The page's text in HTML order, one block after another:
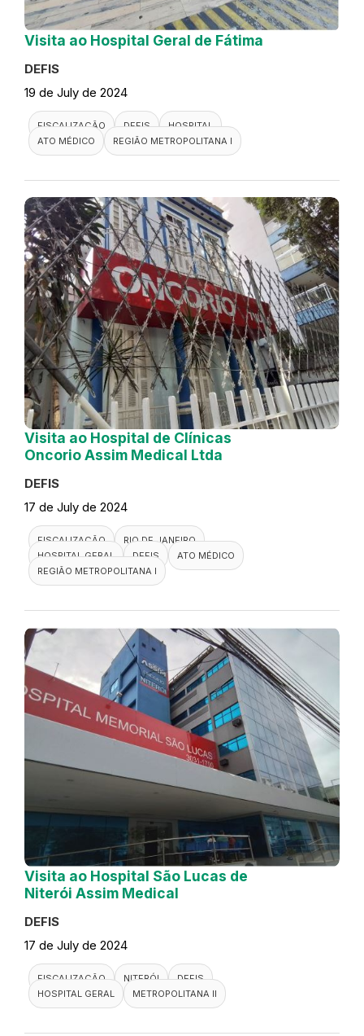
Visita ao Hospital Geral de Fátima
DEFIS
19 de July de 2024
FISCALIZAÇÃO DEFIS
HOSPITAL
ATO MÉDICO
REGIÃO METROPOLITANA I
Visita ao Hospital de Clínicas
Oncorio Assim Medical Ltda
DEFIS
17 de July de 2024
FISCALIZAÇÃO
RIO DE JANEIRO
HOSPITAL GERAL
DEFIS
ATO MÉDICO
REGIÃO METROPOLITANA I
Visita ao Hospital São Lucas de
Niterói Assim Medical
DEFIS
17 de July de 2024
FISCALIZAÇÃO NITERÓI
DEFIS
HOSPITAL GERAL
METROPOLITANA II